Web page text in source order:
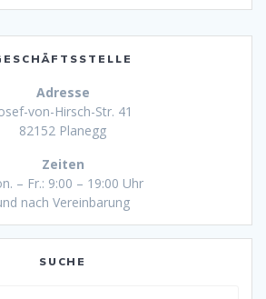
Adresse
von-Hirsch-Str. 41
82152 Planegg
Zeiten
– Fr.: 9:00 – 19:00 Uhr
nach Vereinbarung
SUCHE